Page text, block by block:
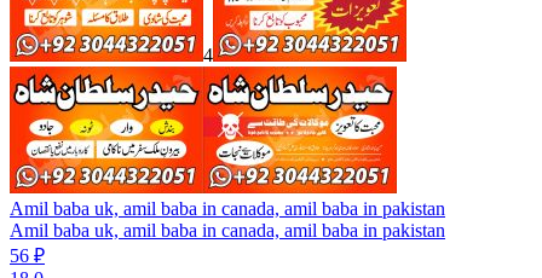
4
Amil baba uk, amil baba in canada, amil baba in pakistan
Amil baba uk, amil baba in canada, amil baba in pakistan
56 ₽